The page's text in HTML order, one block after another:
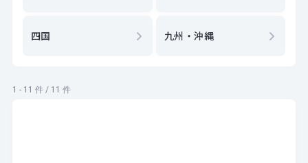
四国 九州・沖縄
1 - 11 件 / 11 件